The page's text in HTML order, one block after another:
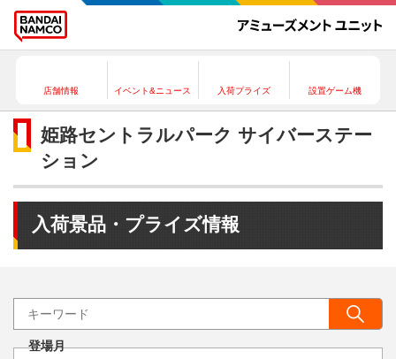
店舗情報 イベント&ニュース 入荷プライズ 設置ゲーム機
姫路セントラルパーク サイバーステー
ション
入荷景品・プライズ情報
登場月